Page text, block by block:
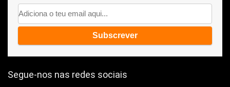
Segue-nos nas redes sociais